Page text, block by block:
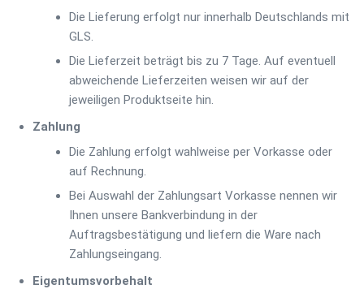
Die Lieferung erfolgt nur innerhalb Deutschlands mit
GLS.
Die Lieferzeit beträgt bis zu 7 Tage. Auf eventuell
abweichende Lieferzeiten weisen wir auf der
jeweiligen Produktseite hin.
Zahlung
Die Zahlung erfolgt wahlweise per Vorkasse oder
auf Rechnung.
Bei Auswahl der Zahlungsart Vorkasse nennen wir
Ihnen unsere Bankverbindung in der
Auftragsbestätigung und liefern die Ware nach
Zahlungseingang.
Eigentumsvorbehalt